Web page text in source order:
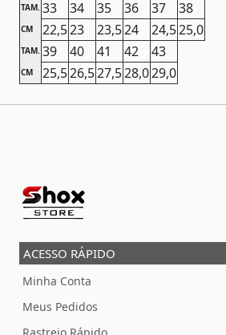
TAM. 33 34 35 36 37 38
CM 22,523 23,524 24,525,0
TAM. 39 40 41 42 43
CM 25,526,527,528,029,0
ACESSO RÁPIDO
Minha Conta
Meus Pedidos